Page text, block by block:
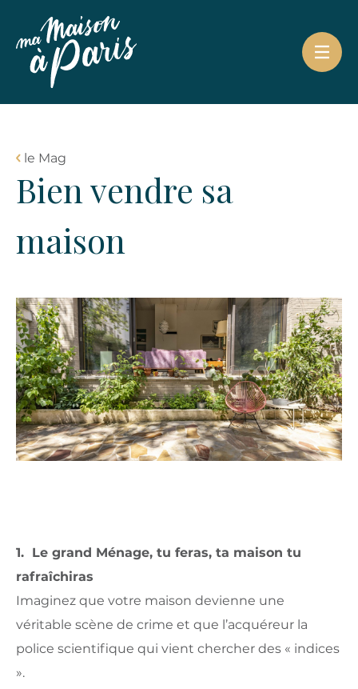
le Mag
Bien vendre sa
maison
1. Le grand Ménage, tu feras, ta maison tu
rafraîchiras
Imaginez que votre maison devienne une
véritable scène de crime et que l’acquéreur la
police scientifique qui vient chercher des « indices
».